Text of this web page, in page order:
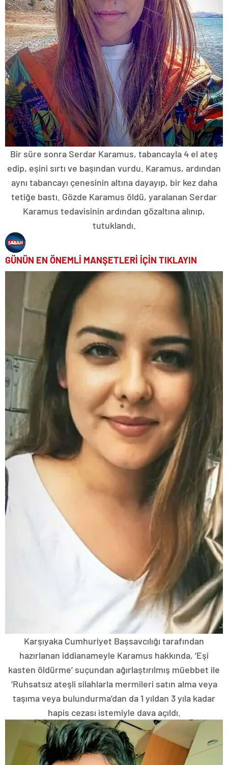
Bir süre sonra Serdar Karamus, tabancayla 4 el ateş
edip, eşini sırtı ve başından vurdu. Karamus, ardından
aynı tabancayı çenesinin altına dayayıp, bir kez daha
tetiğe bastı. Gözde Karamus öldü, yaralanan Serdar
Karamus tedavisinin ardından gözaltına alınıp,
tutuklandı.
GÜNÜN EN ÖNEMLİ MANŞETLERİ İÇİN TIKLAYIN
Karşıyaka Cumhuriyet Başsavcılığı tarafından
hazırlanan iddianameyle Karamus hakkında, ‘Eşi
kasten öldürme’ suçundan ağırlaştırılmış müebbet ile
‘Ruhsatsız ateşli silahlarla mermileri satın alma veya
taşıma veya bulundurma’dan da 1 yıldan 3 yıla kadar
hapis cezası istemiyle dava açıldı.